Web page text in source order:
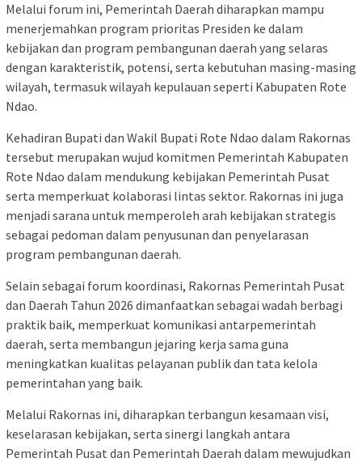
Melalui forum ini, Pemerintah Daerah diharapkan mampu
menerjemahkan program prioritas Presiden ke dalam
kebijakan dan program pembangunan daerah yang selaras
dengan karakteristik, potensi, serta kebutuhan masing-masing
wilayah, termasuk wilayah kepulauan seperti Kabupaten Rote
Ndao.
Kehadiran Bupati dan Wakil Bupati Rote Ndao dalam Rakornas
tersebut merupakan wujud komitmen Pemerintah Kabupaten
Rote Ndao dalam mendukung kebijakan Pemerintah Pusat
serta memperkuat kolaborasi lintas sektor. Rakornas ini juga
menjadi sarana untuk memperoleh arah kebijakan strategis
sebagai pedoman dalam penyusunan dan penyelarasan
program pembangunan daerah.
Selain sebagai forum koordinasi, Rakornas Pemerintah Pusat
dan Daerah Tahun 2026 dimanfaatkan sebagai wadah berbagi
praktik baik, memperkuat komunikasi antarpemerintah
daerah, serta membangun jejaring kerja sama guna
meningkatkan kualitas pelayanan publik dan tata kelola
pemerintahan yang baik.
Melalui Rakornas ini, diharapkan terbangun kesamaan visi,
keselarasan kebijakan, serta sinergi langkah antara
Pemerintah Pusat dan Pemerintah Daerah dalam mewujudkan